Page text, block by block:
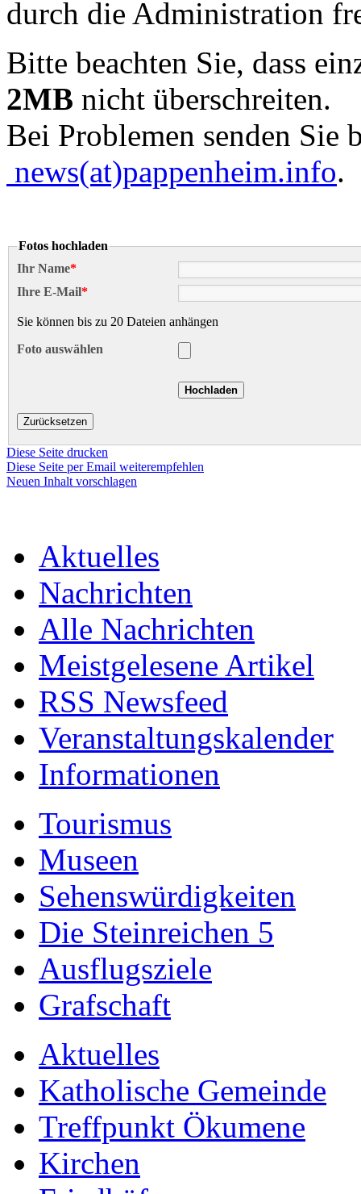
durch die Administration
Bitte beachten Sie, dass
2MB nicht überschreiten.
Bei Problemen senden
news(at)pappenheim.info.
Fotos hochladen
Ihr Name*
Ihre E-Mail*
Sie können bis zu 20 Dateien anhängen
Foto auswählen
Diese Seite drucken
Diese Seite per Email weiterempfehlen
Neuen Inhalt vorschlagen
Aktuelles
Nachrichten
Alle Nachrichten
Meistgelesene Artikel
RSS Newsfeed
Veranstaltungskalender
Informationen
Tourismus
Museen
Sehenswürdigkeiten
Die Steinreichen 5
Ausflugsziele
Grafschaft
Aktuelles
Katholische Gemeinde
Treffpunkt Ökumene
Kirchen